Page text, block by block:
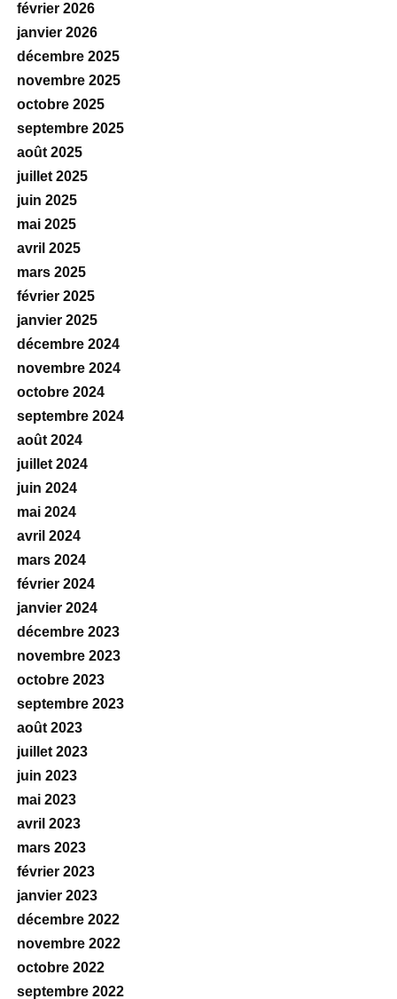
février 2026
janvier 2026
décembre 2025
novembre 2025
octobre 2025
septembre 2025
août 2025
juillet 2025
juin 2025
mai 2025
avril 2025
mars 2025
février 2025
janvier 2025
décembre 2024
novembre 2024
octobre 2024
septembre 2024
août 2024
juillet 2024
juin 2024
mai 2024
avril 2024
mars 2024
février 2024
janvier 2024
décembre 2023
novembre 2023
octobre 2023
septembre 2023
août 2023
juillet 2023
juin 2023
mai 2023
avril 2023
mars 2023
février 2023
janvier 2023
décembre 2022
novembre 2022
octobre 2022
septembre 2022